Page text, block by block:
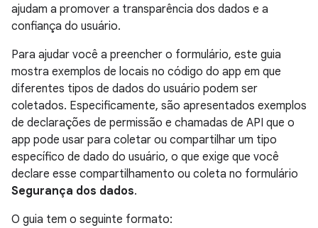
ajudam a promover a transparência dos dados e a
confiança do usuário.
Para ajudar você a preencher o formulário, este guia
mostra exemplos de locais no código do app em que
diferentes tipos de dados do usuário podem ser
coletados. Especificamente, são apresentados exemplos
de declarações de permissão e chamadas de API que o
app pode usar para coletar ou compartilhar um tipo
específico de dado do usuário, o que exige que você
declare esse compartilhamento ou coleta no formulário
Segurança dos dados.
O guia tem o seguinte formato: